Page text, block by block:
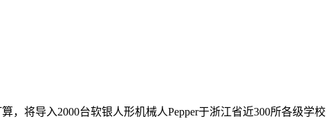
导入2000台软银人形机械人Pepper于浙江省近300所各级学